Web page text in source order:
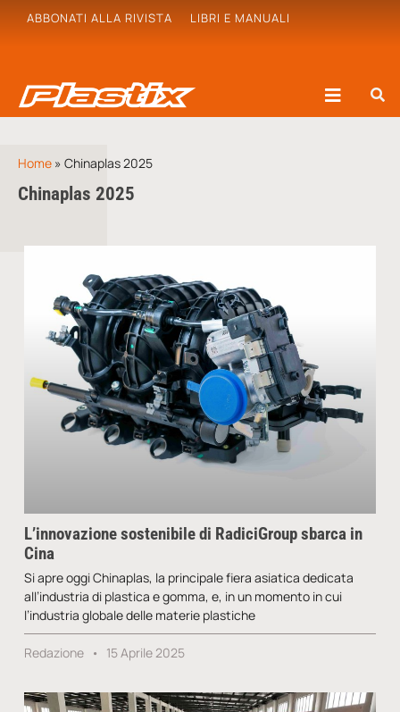
ABBONATI ALLA RIVISTA LIBRI E MANUALI
Home » Chinaplas 2025
Chinaplas 2025
L’innovazione sostenibile di RadiciGroup sbarca in
Cina
Si apre oggi Chinaplas, la principale fiera asiatica dedicata
all’industria di plastica e gomma, e, in un momento in cui
l’industria globale delle materie plastiche
Redazione 15 Aprile 2025